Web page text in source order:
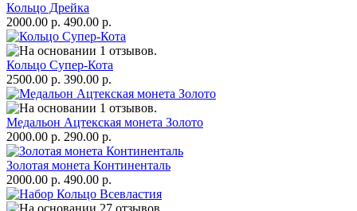
Кольцо Дрейка
2000.00 р. 490.00 р.
Кольцо Супер-Кота
2500.00 р. 390.00 р.
Медальон Ацтекская монета Золото
2000.00 р. 290.00 р.
Золотая монета Континенталь
2000.00 р. 490.00 р.